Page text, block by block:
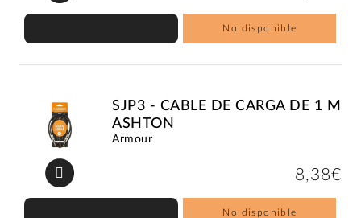
No disponible
SJP3 - CABLE DE CARGA DE 1 M
ASHTON
Armour
8,38€
No disponible